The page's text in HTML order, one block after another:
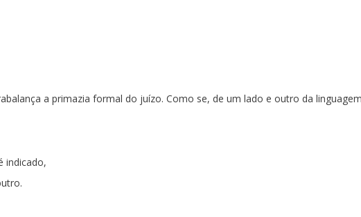
a primazia formal do juízo. Como se, de um lado e outro da
indicado,